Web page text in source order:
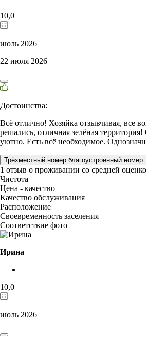
10,0
июль 2026
22 июля 2026
Достоинства:
Всё отлично! Хозяйка отзывчивая, все
решались, отличная зелёная
уютно. Есть всё необходимое.
Трёхместный номер благоустроенный номер
1 отзыв о проживании со средней
Чистота
Цена - качество
Качество обслуживания
Расположение
Своевременность заселения
Соответствие фото
Ирина
10,0
июль 2026